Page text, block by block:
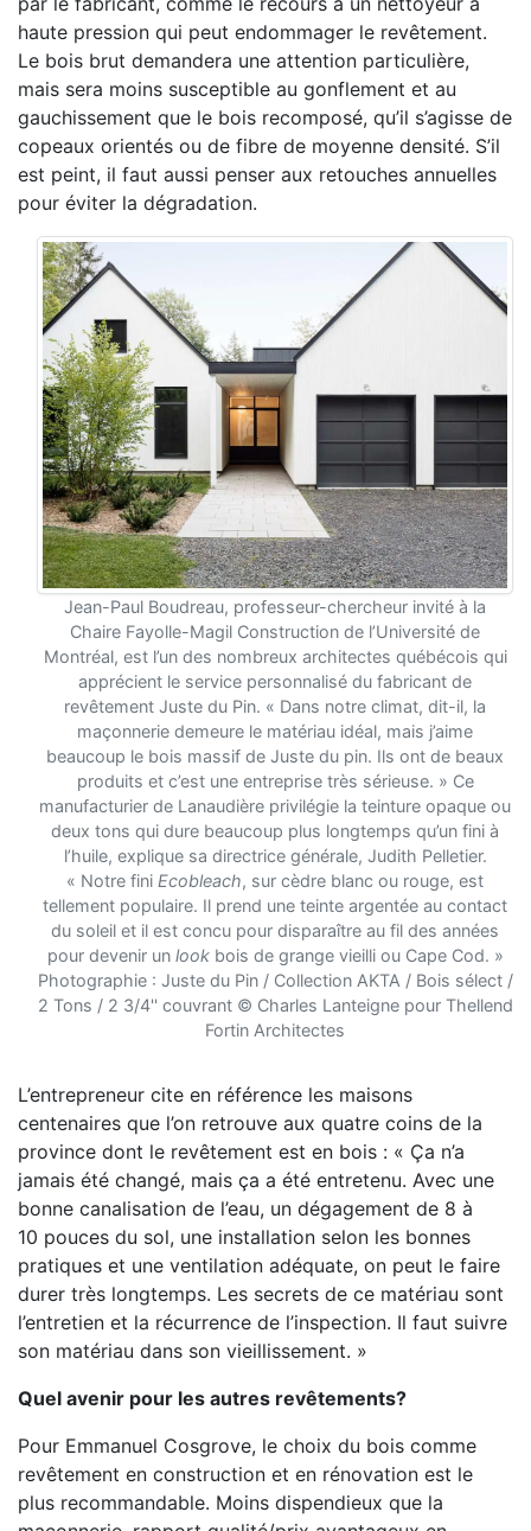
haute pression qui peut endommager le revêtement.
Le bois brut demandera une attention particulière,
mais sera moins susceptible au gonflement et au
gauchissement que le bois recomposé, qu’il s’agisse de
copeaux orientés ou de fibre de moyenne densité. S’il
est peint, il faut aussi penser aux retouches annuelles
pour éviter la dégradation.
Jean-Paul Boudreau, professeur-chercheur invité à la
Chaire Fayolle-Magil Construction de l’Université de
Montréal, est l’un des nombreux architectes québécois qui
apprécient le service personnalisé du fabricant de
revêtement Juste du Pin. « Dans notre climat, dit-il, la
maçonnerie demeure le matériau idéal, mais j’aime
beaucoup le bois massif de Juste du pin. Ils ont de beaux
produits et c’est une entreprise très sérieuse. » Ce
manufacturier de Lanaudière privilégie la teinture opaque ou
deux tons qui dure beaucoup plus longtemps qu’un fini à
l’huile, explique sa directrice générale, Judith Pelletier.
« Notre fini Ecobleach, sur cèdre blanc ou rouge, est
tellement populaire. Il prend une teinte argentée au contact
du soleil et il est concu pour disparaître au fil des années
pour devenir un lookbois de grange vieilli ou Cape Cod. »
Photographie : Juste du Pin / Collection AKTA / Bois sélect /
2 Tons / 2 3/4'' couvrant © Charles Lanteigne pour Thellend
Fortin Architectes
L’entrepreneur cite en référence les maisons
centenaires que l’on retrouve aux quatre coins de la
province dont le revêtement est en bois : « Ça n’a
jamais été changé, mais ça a été entretenu. Avec une
bonne canalisation de l’eau, un dégagement de 8 à
10 pouces du sol, une installation selon les bonnes
pratiques et une ventilation adéquate, on peut le faire
durer très longtemps. Les secrets de ce matériau sont
l’entretien et la récurrence de l’inspection. Il faut suivre
son matériau dans son vieillissement. »
Quel avenir pour les autres revêtements?
Pour Emmanuel Cosgrove, le choix du bois comme
revêtement en construction et en rénovation est le
plus recommandable. Moins dispendieux que la